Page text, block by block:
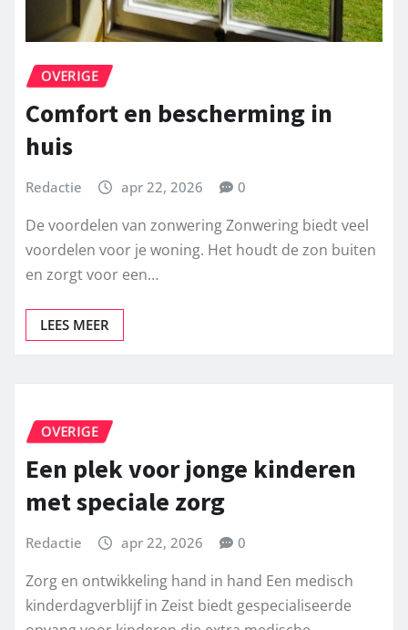
OVERIGE
Comfort en bescherming in
huis
Redactie apr 22, 2026
De voordelen van zonwering Zonwering biedt veel
voordelen voor je woning. Het houdt de zon buiten
en zorgt voor een…
OVERIGE
Een plek voor jonge kinderen
met speciale zorg
Redactie apr 22, 2026
Zorg en ontwikkeling hand in hand Een medisch